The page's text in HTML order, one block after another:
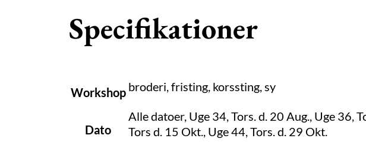
Specifikationer
Workshop broderi, fristing, korssting, sy
Dato
Alle datoer, Uge 34, Tors. d. 20 Aug., Uge 36,
Tors d. 15 Okt., Uge 44, Tors. d. 29 Okt.